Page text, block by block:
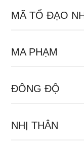
MÃ TỔ ĐẠO
MA PHẠM
ĐÔNG ĐỘ
NHỊ THÂN